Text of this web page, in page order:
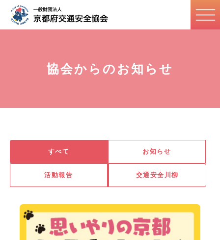
協会からのお知らせ
すべて お知らせ
活動報告 交通安全川柳